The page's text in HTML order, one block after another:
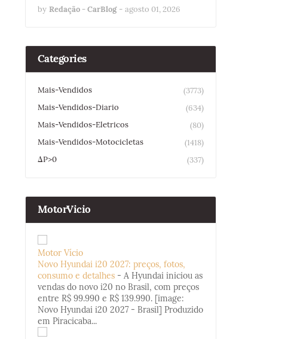
by Redação - CarBlog - agosto 01, 2026
Categories
Mais-Vendidos
(3773)
Mais-Vendidos-Diario
(634)
Mais-Vendidos-Eletricos
(80)
Mais-Vendidos-Motocicletas
(1418)
ΔP>0
(337)
MotorVicio
Motor Vício
Novo Hyundai i20 2027: preços, fotos,
consumo e detalhes - A Hyundai iniciou as
vendas do novo i20 no Brasil, com preços
entre R$ 99.990 e R$ 139.990. [image:
Novo Hyundai i20 2027 - Brasil] Produzido
em Piracicaba...